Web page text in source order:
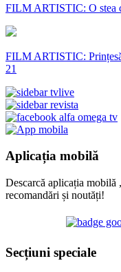
FILM ARTISTIC: O stea
FILM ARTISTIC:
21
Aplicația mobilă
Descarcă aplicația
recomandări și noutăți!
Secțiuni speciale